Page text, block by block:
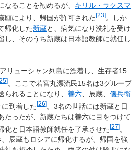
なることを勧めるが、 キリル・ラクスマ
願により、帰国が許可された [23] 。しか
帰化した新蔵と、病気になり洗礼を受け
し、そのうち新蔵は日本語教師に就任し
リューシャン列島に漂着し、生存者15
25] 。ここで若宮丸漂流民15名は3グループ
られることになり、 善六 、辰蔵、 儀兵衛
到着した[26]。3名の世話には新蔵と日
たったが、新蔵たちは善六に目をつけて
化と日本語教師就任を了承させた[27]。
辰蔵もロシアに帰化するが、帰国を強